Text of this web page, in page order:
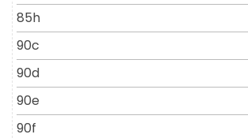
85h
90c
90d
90e
90f